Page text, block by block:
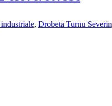
, Drobeta Turnu Severin